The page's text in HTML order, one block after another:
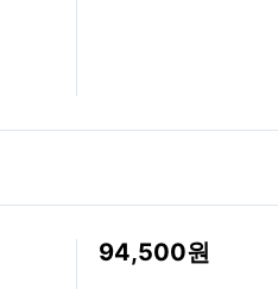
94,500